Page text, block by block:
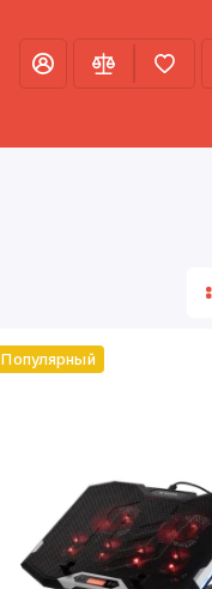
Популярный